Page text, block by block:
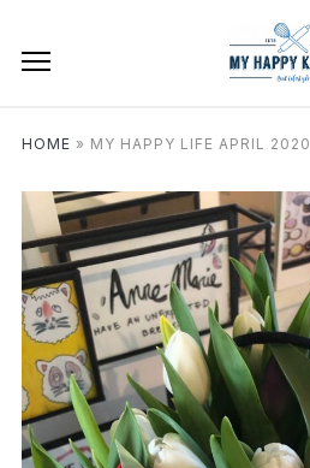
HOME » MY HAPPY LIFE APRIL 2020